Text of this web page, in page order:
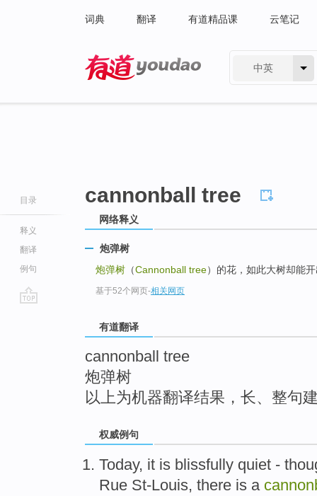
词典 翻译 有道精品课 云笔记
中英
目录
释义
翻译
例句
cannonball tree
网络释义
炮弹树
炮弹树 （Cannonball tree）的花，如此大树却能
基于52个网页-相关网页
有道翻译
cannonball tree
炮弹树
以上为机器翻译结果，长、整句
权威例句
Today, it is blissfully quiet -
Rue St-Louis, there is a